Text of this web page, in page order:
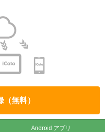
無料）
Android アプリ